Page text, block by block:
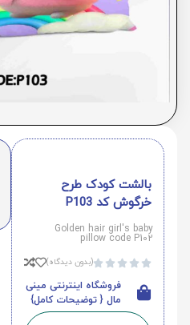
بالشت کودک طرح
خرگوش کد P103
Golden hair girl's baby
pillow code P102




(بدون دیدگاه)
فروشگاه اینترنتی مینی
مال { توضیحات کامل}